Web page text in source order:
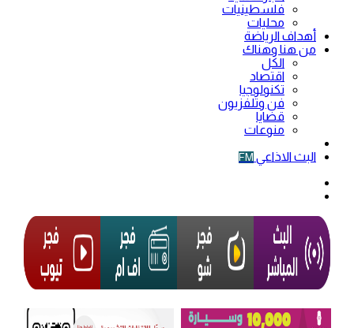
فلسطينيات
محليات
أهداف الرياضة
من هنا وهناك
الكل
اقتصاد
تكنولوجيا
فن وتلفزيون
قضايا
منوعات
البث الاذاعي FM